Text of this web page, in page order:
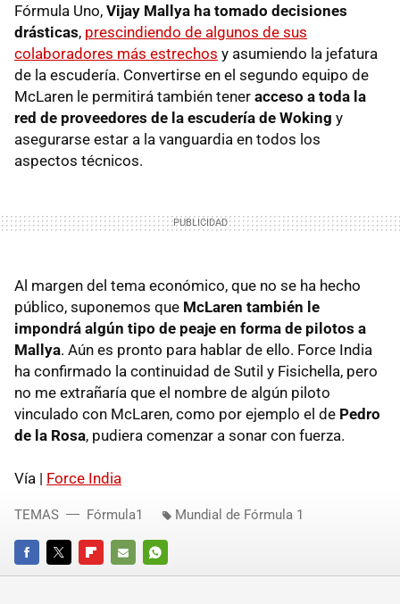
Fórmula Uno, Vijay Mallya ha tomado decisiones
drásticas, prescindiendo de algunos de sus
colaboradores más estrechos y asumiendo la jefatura
de la escudería. Convertirse en el segundo equipo de
McLaren le permitirá también tener acceso a toda la
red de proveedores de la escudería de Woking y
asegurarse estar a la vanguardia en todos los
aspectos técnicos.
Al margen del tema económico, que no se ha hecho
público, suponemos que McLaren también le
impondrá algún tipo de peaje en forma de pilotos a
Mallya. Aún es pronto para hablar de ello. Force India
ha confirmado la continuidad de Sutil y Fisichella, pero
no me extrañaría que el nombre de algún piloto
vinculado con McLaren, como por ejemplo el de Pedro
de la Rosa, pudiera comenzar a sonar con fuerza.
Vía | Force India
FACEBOOKTWITTERFLIPBOARD
E-
WHATSAPP
TEMAS Fórmula1 Mundial de Fórmula 1